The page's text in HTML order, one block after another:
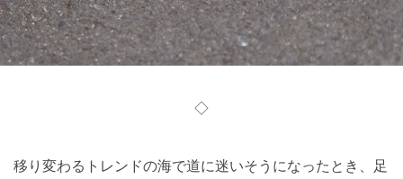
◇
移り変わるトレンドの海で道に迷いそうになったとき、足